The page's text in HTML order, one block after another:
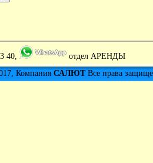
40,
отдел АРЕНДЫ
Компания САЛЮТВсе права